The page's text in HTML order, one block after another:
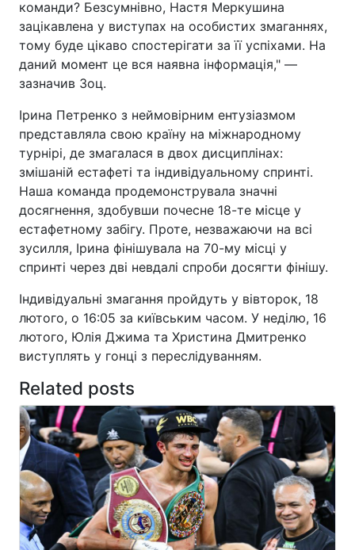
команди? Безсумнівно, Настя Меркушина
зацікавлена у виступах на особистих змаганнях,
тому буде цікаво спостерігати за її успіхами. На
даний момент це вся наявна інформація," —
зазначив Зоц.
Ірина Петренко з неймовірним ентузіазмом
представляла свою країну на міжнародному
турнірі, де змагалася в двох дисциплінах:
змішаній естафеті та індивідуальному спринті.
Наша команда продемонструвала значні
досягнення, здобувши почесне 18-те місце у
естафетному забігу. Проте, незважаючи на всі
зусилля, Ірина фінішувала на 70-му місці у
спринті через дві невдалі спроби досягти фінішу.
Індивідуальні змагання пройдуть у вівторок, 18
лютого, о 16:05 за київським часом. У неділю, 16
лютого, Юлія Джима та Христина Дмитренко
виступлять у гонці з переслідуванням.
Related posts